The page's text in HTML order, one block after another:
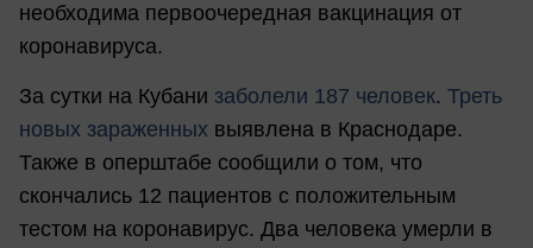
необходима первоочередная вакцинация от
коронавируса.
За сутки на Кубани заболели 187 человек. Треть
новых зараженных выявлена в Краснодаре.
Также в оперштабе сообщили о том, что
скончались 12 пациентов с положительным
тестом на коронавирус. Два человека умерли в